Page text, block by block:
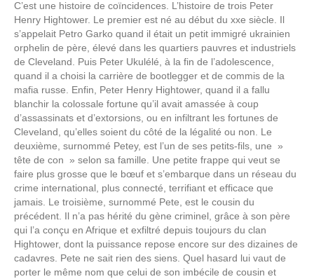
C’est une histoire de coïncidences. L’histoire de trois Peter
Henry Hightower. Le premier est né au début du xxe siècle. Il
s’appelait Petro Garko quand il était un petit immigré ukrainien
orphelin de père, élevé dans les quartiers pauvres et industriels
de Cleveland. Puis Peter Ukulélé, à la fin de l’adolescence,
quand il a choisi la carrière de bootlegger et de commis de la
mafia russe. Enfin, Peter Henry Hightower, quand il a fallu
blanchir la colossale fortune qu’il avait amassée à coup
d’assassinats et d’extorsions, ou en infiltrant les fortunes de
Cleveland, qu’elles soient du côté de la légalité ou non. Le
deuxième, surnommé Petey, est l’un de ses petits-fils, une »
tête de con » selon sa famille. Une petite frappe qui veut se
faire plus grosse que le bœuf et s’embarque dans un réseau du
crime international, plus connecté, terrifiant et efficace que
jamais. Le troisième, surnommé Pete, est le cousin du
précédent. Il n’a pas hérité du gène criminel, grâce à son père
qui l’a conçu en Afrique et exfiltré depuis toujours du clan
Hightower, dont la puissance repose encore sur des dizaines de
cadavres. Pete ne sait rien des siens. Quel hasard lui vaut de
porter le même nom que celui de son imbécile de cousin et